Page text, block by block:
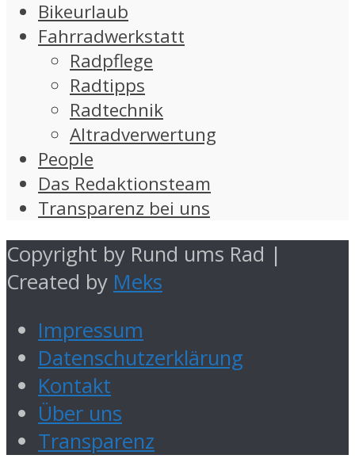
Bikeurlaub
Fahrradwerkstatt
Radpflege
Radtipps
Radtechnik
Altradverwertung
People
Das Redaktionsteam
Transparenz bei uns
Copyright by Rund ums Rad |
Created by Meks
Impressum
Datenschutzerklärung
Kontakt
Über uns
Transparenz